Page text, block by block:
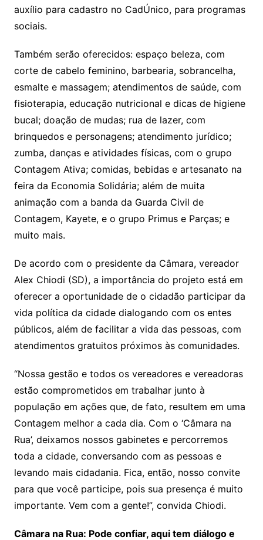
auxílio para cadastro no CadÚnico, para programas
sociais.
Também serão oferecidos: espaço beleza, com
corte de cabelo feminino, barbearia, sobrancelha,
esmalte e massagem; atendimentos de saúde, com
fisioterapia, educação nutricional e dicas de higiene
bucal; doação de mudas; rua de lazer, com
brinquedos e personagens; atendimento jurídico;
zumba, danças e atividades físicas, com o grupo
Contagem Ativa; comidas, bebidas e artesanato na
feira da Economia Solidária; além de muita
animação com a banda da Guarda Civil de
Contagem, Kayete, e o grupo Primus e Parças; e
muito mais.
De acordo com o presidente da Câmara, vereador
Alex Chiodi (SD), a importância do projeto está em
oferecer a oportunidade de o cidadão participar da
vida política da cidade dialogando com os entes
públicos, além de facilitar a vida das pessoas, com
atendimentos gratuitos próximos às comunidades.
“Nossa gestão e todos os vereadores e vereadoras
estão comprometidos em trabalhar junto à
população em ações que, de fato, resultem em uma
Contagem melhor a cada dia. Com o ‘Câmara na
Rua’, deixamos nossos gabinetes e percorremos
toda a cidade, conversando com as pessoas e
levando mais cidadania. Fica, então, nosso convite
para que você participe, pois sua presença é muito
importante. Vem com a gente!”, convida Chiodi.
Câmara na Rua: Pode confiar, aqui tem diálogo e